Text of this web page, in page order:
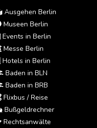
Ausgehen Berlin
Museen Berlin
Events in Berlin
Messe Berlin
Hotels in Berlin
Baden in BLN
Baden in BRB
Flixbus / Reise
Bußgeldrechner
Rechtsanwälte